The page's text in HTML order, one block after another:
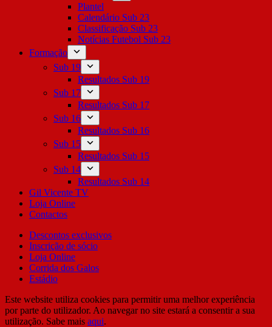
Plantel
Calendário Sub 23
Classificação Sub 23
Notícias Futebol Sub 23
Formação
Sub 19
Resultados Sub 19
Sub 17
Resultados Sub 17
Sub 16
Resultados Sub 16
Sub 15
Resultados Sub 15
Sub 14
Resultados Sub 14
Gil Vicente TV
Loja Online
Contactos
Descontos exclusivos
Inscrição de sócio
Loja Online
Corrida dos Galos
Estádio
Este website utiliza cookies para permitir uma melhor experiência
por parte do utilizador. Ao navegar no site estará a consentir a sua
utilização. Sabe mais aqui.